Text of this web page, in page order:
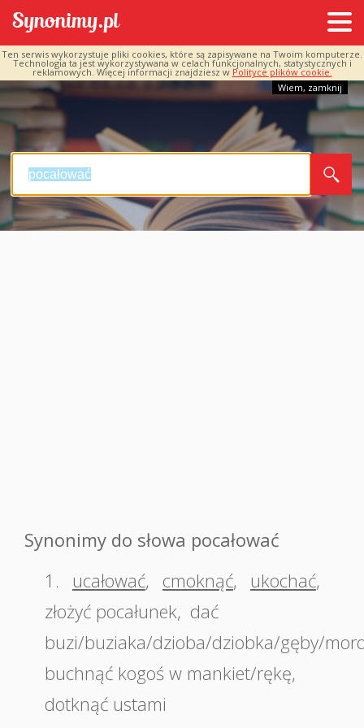
Ten serwis wykorzystuje pliki cookies, które są zapisywane na Twoim komputerze.
Technologia ta jest wykorzystywana w celach funkcjonalnych, statystycznych i
reklamowych. Więcej informacji znajdziesz w Polityce plików cookie.
Wiem, zamknij
Synonimy do słowa pocałować
1.
ucałować, cmoknąć, ukochać,
złożyć pocałunek, dać
buzi/buziaka/dzioba/dziobka/gęby/
buchnąć kogoś w mankiet/rękę,
dotknąć ustami